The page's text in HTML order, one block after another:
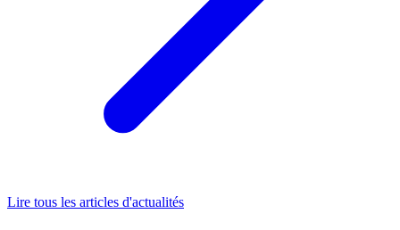
Lire tous les articles d'actualités